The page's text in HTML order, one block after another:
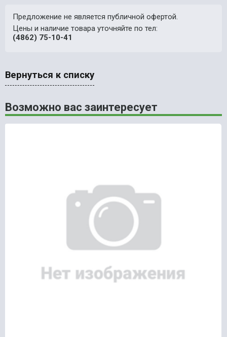
Предложение не является публичной офертой.
Цены и наличие товара уточняйте по тел:
(4862) 75-10-41
Вернуться к списку
Возможно вас заинтересует